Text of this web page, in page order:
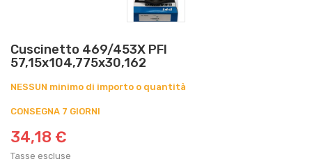
Cuscinetto 469/453X PFI
57,15x104,775x30,162
NESSUN minimo di importo o quantità
CONSEGNA 7 GIORNI
34,18 €
Tasse escluse